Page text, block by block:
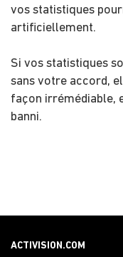
vos statistiques
artificiellement.
Si vos statistiques
sans votre accord,
façon irrémédiable,
banni.
ACTIVISION.COM